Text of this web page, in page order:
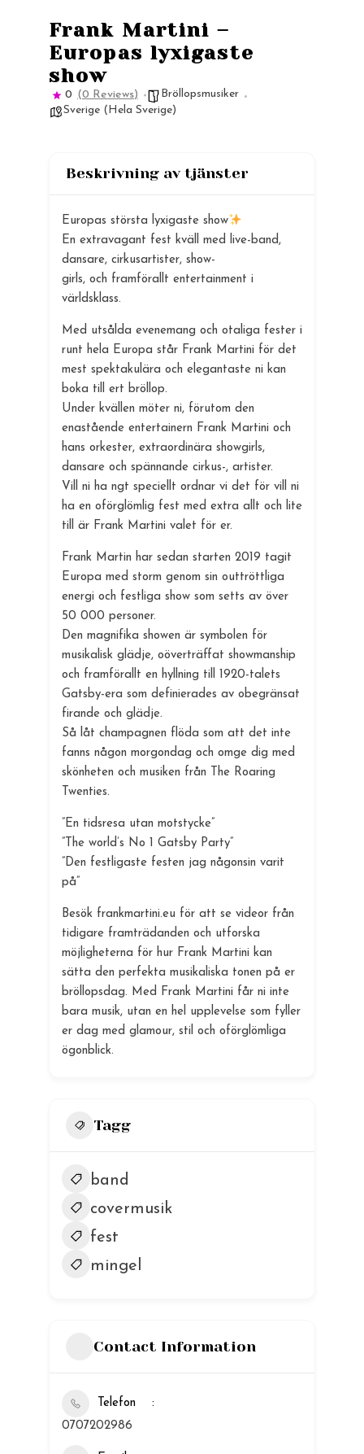
Frank Martini –
Europas lyxigaste
show
0 (0 Reviews)
Bröllopsmusiker
Sverige (Hela Sverige)
Beskrivning av tjänster
Europas största lyxigaste show
En extravagant fest kväll med live-band,
dansare, cirkusartister, show-
girls, och framförallt entertainment i
världsklass.
Med utsålda evenemang och otaliga fester i
runt hela Europa står Frank Martini för det
mest spektakulära och elegantaste ni kan
boka till ert bröllop.
Under kvällen möter ni, förutom den
enastående entertainern Frank Martini och
hans orkester, extraordinära showgirls,
dansare och spännande cirkus-, artister.
Vill ni ha ngt speciellt ordnar vi det för vill ni
ha en oförglömlig fest med extra allt och lite
till är Frank Martini valet för er.
Frank Martin har sedan starten 2019 tagit
Europa med storm genom sin outtröttliga
energi och festliga show som setts av över
50 000 personer.
Den magnifika showen är symbolen för
musikalisk glädje, oöverträffat showmanship
och framförallt en hyllning till 1920-talets
Gatsby-era som definierades av obegränsat
firande och glädje.
Så låt champagnen flöda som att det inte
fanns någon morgondag och omge dig med
skönheten och musiken från The Roaring
Twenties.
”En tidsresa utan motstycke”
”The world’s No 1 Gatsby Party”
”Den festligaste festen jag någonsin varit
på”
Besök frankmartini.eu för att se videor från
tidigare framträdanden och utforska
möjligheterna för hur Frank Martini kan
sätta den perfekta musikaliska tonen på er
bröllopsdag. Med Frank Martini får ni inte
bara musik, utan en hel upplevelse som fyller
er dag med glamour, stil och oförglömliga
ögonblick.
Tagg
band
covermusik
fest
mingel
Contact Information
Telefon
0707202986